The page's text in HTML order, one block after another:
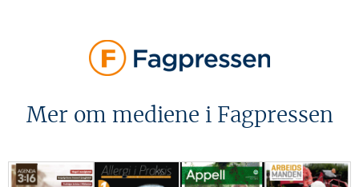
Mer om mediene i Fagpressen